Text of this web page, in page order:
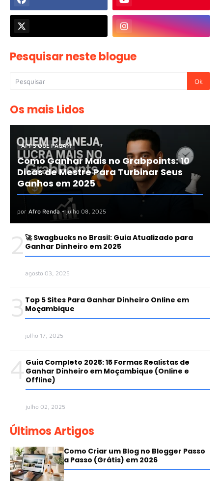
Pesquisar neste blogue
Os mais Lidos
APPS QUE PAGAM
Como Ganhar Mais no Grabpoints: 10
Dicas de Mestre Para Turbinar Seus
Ganhos em 2025
por Afro Renda • julho 08, 2025
2 🚀 Swagbucks no Brasil: Guia Atualizado para
Ganhar Dinheiro em 2025
agosto 03, 2025
3 Top 5 Sites Para Ganhar Dinheiro Online em
Moçambique
julho 17, 2025
4 Guia Completo 2025: 15 Formas Realistas de
Ganhar Dinheiro em Moçambique (Online e
Offline)
julho 02, 2025
Últimos Artigos
Como Criar um Blog no Blogger Passo
a Passo (Grátis) em 2026